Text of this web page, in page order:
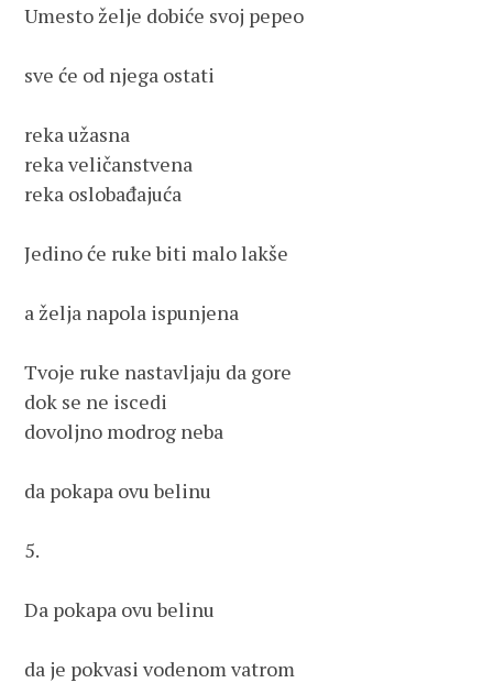
Umesto želje dobiće svoj pepeo
sve će od njega ostati
reka užasna
reka veličanstvena
reka oslobađajuća
Jedino će ruke biti malo lakše
a želja napola ispunjena
Tvoje ruke nastavljaju da gore
dok se ne iscedi
dovoljno modrog neba
da pokapa ovu belinu
5.
Da pokapa ovu belinu
da je pokvasi vodenom vatrom